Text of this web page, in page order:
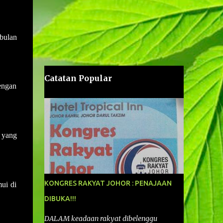
di
Catatan Popular
KONGRES RAKYAT JOHOR : PENAJAAN
DIBUKA!!!
DALAM keadaan rakyat dibelenggu